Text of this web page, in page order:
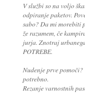
V službi so na voljo
odpiranje paketov.
sabo? Da mi morebiti
že razumem, če
jurja. Znotraj
POTREBE.
Nudenje prve
potrebno.
Rezanje varnostnih